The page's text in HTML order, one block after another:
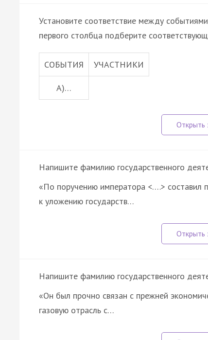
Установите соответствие между
первого столбца подберите
СОБЫТИЯ УЧАСТНИКИ
A)…
Напишите фамилию государственного
«По поручению императора <….> составил
к уложению государств…
Напишите фамилию государственного
«Он был прочно связан с прежней
газовую отрасль с…